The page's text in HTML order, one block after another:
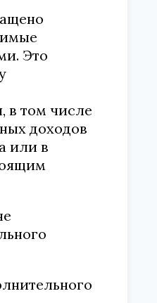
Это
в том числе
доходов
или в